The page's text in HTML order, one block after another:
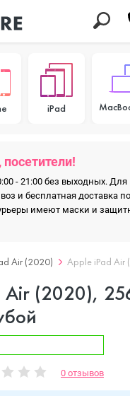
iPad
- 21:00 без выходных. Для
и бесплатная доставка
имеют маски и
Air (2020) Apple iPad Air
Air (2020),
0 отзывов